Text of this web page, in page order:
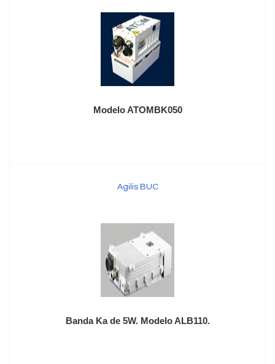
Modelo ATOMBK050
Agilis BUC
Banda Ka de 5W. Modelo ALB110.